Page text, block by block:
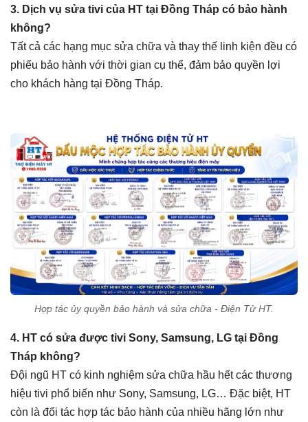
3. Dịch vụ sửa tivi của HT tại Đồng Tháp có bảo hành
không?
Tất cả các hạng mục sửa chữa và thay thế linh kiện đều có
phiếu bảo hành với thời gian cụ thể, đảm bảo quyền lợi
cho khách hàng tại Đồng Tháp.
Hợp tác ủy quyền bảo hành và sửa chữa - Điện Tử HT.
4. HT có sửa được tivi Sony, Samsung, LG tại Đồng
Tháp không?
Đội ngũ HT có kinh nghiệm sửa chữa hầu hết các thương
hiệu tivi phổ biến như Sony, Samsung, LG… Đặc biệt, HT
còn là đối tác hợp tác bảo hành của nhiều hãng lớn như